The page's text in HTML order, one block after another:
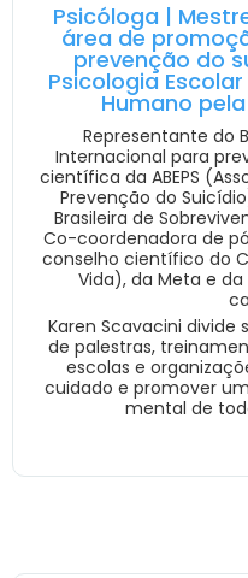
Psicóloga |
área de
prevenção do
Psicologia
Humano
Representante do
Internacional para
científica da ABEPS
Prevenção do
Brasileira de
Co-coordenadora de
conselho científico do
Vida), da Meta e da
Karen Scavacini
de palestras,
escolas e
cuidado e promover
mental de